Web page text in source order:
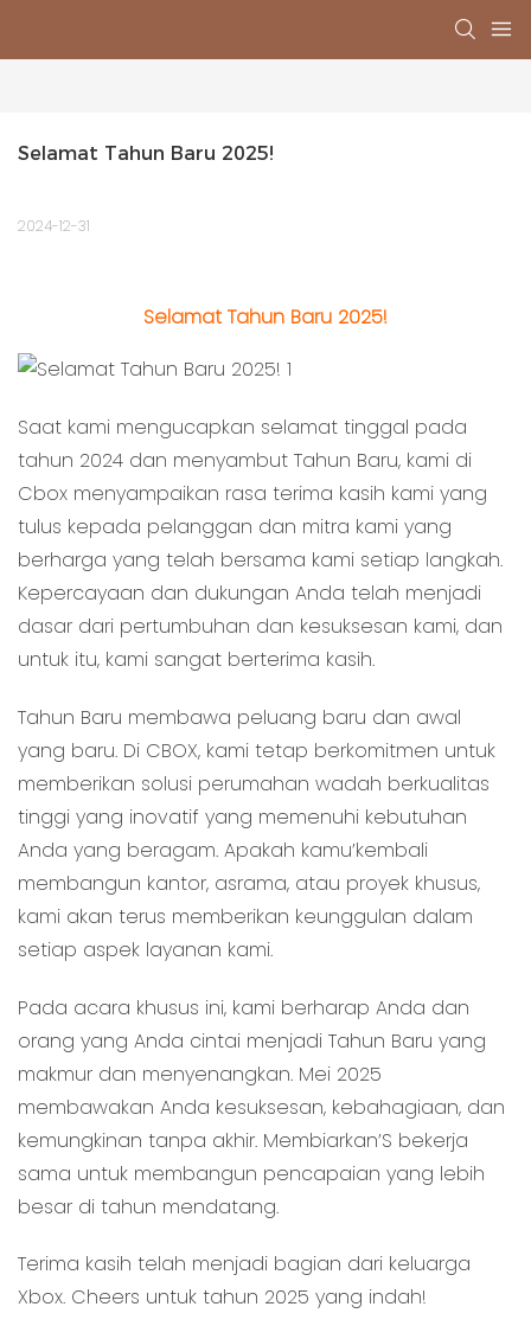
Selamat Tahun Baru 2025!
2024-12-31
Selamat Tahun Baru 2025!
Saat kami mengucapkan selamat tinggal pada
tahun 2024 dan menyambut Tahun Baru, kami di
Cbox menyampaikan rasa terima kasih kami yang
tulus kepada pelanggan dan mitra kami yang
berharga yang telah bersama kami setiap langkah.
Kepercayaan dan dukungan Anda telah menjadi
dasar dari pertumbuhan dan kesuksesan kami, dan
untuk itu, kami sangat berterima kasih.
Tahun Baru membawa peluang baru dan awal
yang baru. Di CBOX, kami tetap berkomitmen untuk
memberikan solusi perumahan wadah berkualitas
tinggi yang inovatif yang memenuhi kebutuhan
Anda yang beragam. Apakah kamu’kembali
membangun kantor, asrama, atau proyek khusus,
kami akan terus memberikan keunggulan dalam
setiap aspek layanan kami.
Pada acara khusus ini, kami berharap Anda dan
orang yang Anda cintai menjadi Tahun Baru yang
makmur dan menyenangkan. Mei 2025
membawakan Anda kesuksesan, kebahagiaan, dan
kemungkinan tanpa akhir. Membiarkan’S bekerja
sama untuk membangun pencapaian yang lebih
besar di tahun mendatang.
Terima kasih telah menjadi bagian dari keluarga
Xbox. Cheers untuk tahun 2025 yang indah!